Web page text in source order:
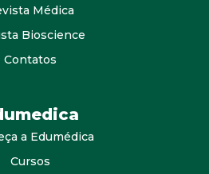
Médica
Bioscience
Contatos
a Edumédica
Cursos